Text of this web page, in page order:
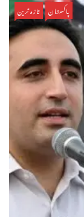
پاکستان تازہ ترین